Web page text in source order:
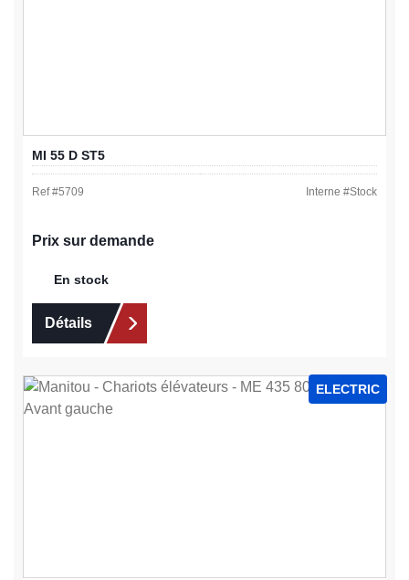
MI 55 D ST5
Ref #5709 Interne #Stock
Prix sur demande
En stock
Détails
ELECTRIC